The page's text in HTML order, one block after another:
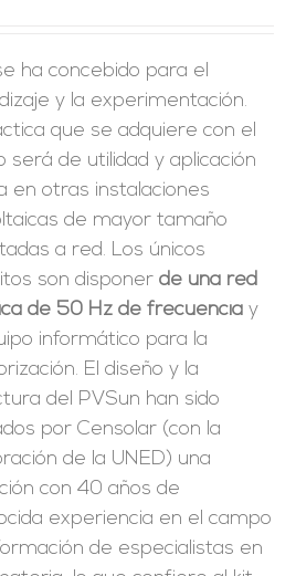
ha concebido para el
y la experimentación.
que se adquiere con el
será de utilidad y aplicación
en otras instalaciones
de mayor tamaño
a red. Los únicos
son disponerde una red
de 50 Hz de frecuencia y
informático para la
El diseño y la
del PVSun han sido
por Censolar (con la
de la UNED) una
con 40 años de
experiencia en el campo
de especialistas en